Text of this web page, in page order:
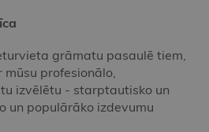
grāmatu pasaulē tiem,
profesionālo,
izvēlētu - starptautisko un
un populārāko izdevumu